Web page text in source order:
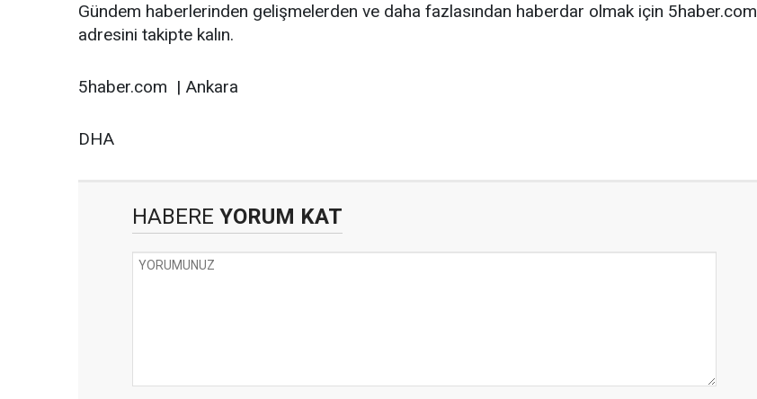
Gündem haberlerinden gelişmelerden ve daha fazlasından haberdar olmak için 5haber.com
adresini takipte kalın.
5haber.com | Ankara
DHA
HABERE YORUM KAT